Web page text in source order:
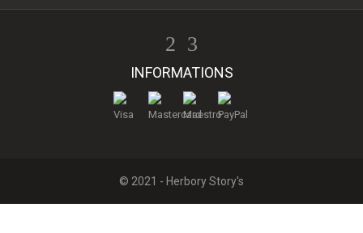
INFORMATIONS
© 2021 - Herbory Story's